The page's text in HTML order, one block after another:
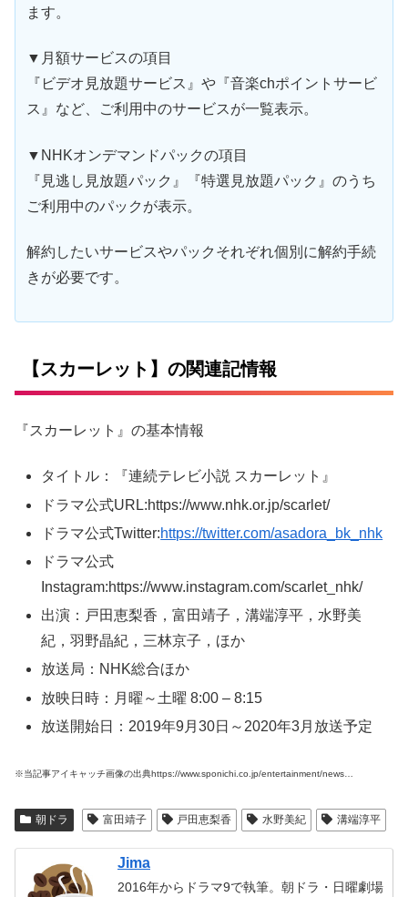
ます。
▼月額サービスの項目
『ビデオ見放題サービス』や『音楽chポイントサービ
ス』など、ご利用中のサービスが一覧表示。
▼NHKオンデマンドパックの項目
『見逃し見放題パック』『特選見放題パック』のうち
ご利用中のパックが表示。
解約したいサービスやパックそれぞれ個別に解約手続
きが必要です。
【スカーレット】の関連記情報
『スカーレット』の基本情報
タイトル：『連続テレビ小説 スカーレット』
ドラマ公式URL:https://www.nhk.or.jp/scarlet/
ドラマ公式Twitter:https://twitter.com/asadora_bk_nhk
ドラマ公式
Instagram:https://www.instagram.com/scarlet_nhk/
出演：戸田恵梨香，富田靖子，溝端淳平，水野美
紀，羽野晶紀，三林京子，ほか
放送局：NHK総合ほか
放映日時：月曜～土曜 8:00 – 8:15
放送開始日：2019年9月30日～2020年3月放送予定
※当記事アイキャッチ画像の出典https://www.sponichi.co.jp/entertainment/news…
朝ドラ 富田靖子 戸田恵梨香 水野美紀 溝端淳平
Jima
2016年からドラマ9で執筆。朝ドラ・日曜劇場